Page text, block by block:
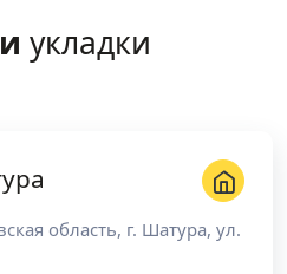
укладки
область, г. Шатура, ул.